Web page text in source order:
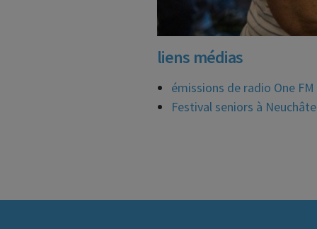
liens médias
émissions de radio One
Festival seniors à